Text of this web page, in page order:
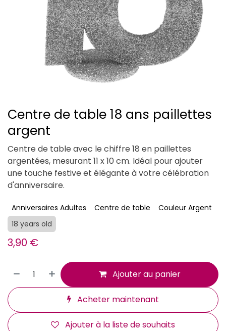
Centre de table 18 ans paillettes
argent
Centre de table avec le chiffre 18 en paillettes
argentées, mesurant 11 x 10 cm. Idéal pour ajouter
une touche festive et élégante à votre célébration
d'anniversaire.
Anniversaires Adultes Centre de table
Couleur Argent
18 years old
3,90 €
Ajouter au panier
Acheter maintenant
Ajouter à la liste de souhaits